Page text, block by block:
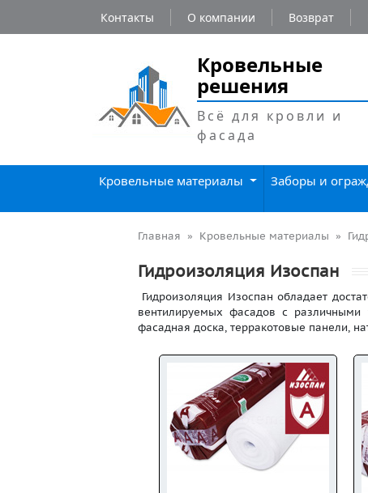
Контакты О компании Возврат
Кровельные
решения
Всё для кровли и
фасада
Кровельные материалы Заборы и
Главная Кровельные материалы
Гидроизоляция Изоспан
Гидроизоляция Изоспан обладает
вентилируемых фасадов с различными
фасадная доска, терракотовые панели,